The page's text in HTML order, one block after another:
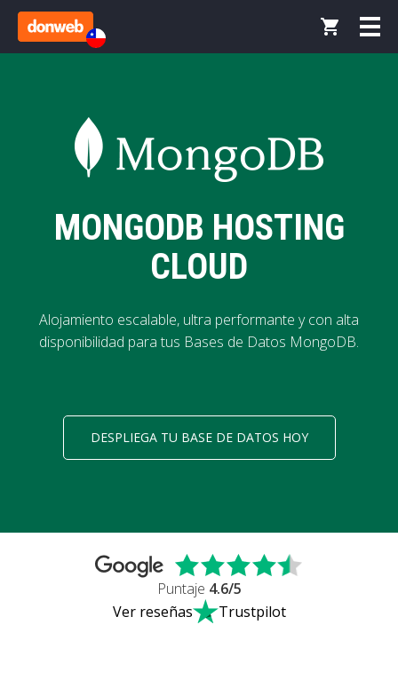
MONGODB HOSTING
CLOUD
Alojamiento escalable, ultra performante y con alta
disponibilidad para tus Bases de Datos MongoDB.
DESPLIEGA TU BASE DE DATOS HOY
Puntaje 4.6/5
Ver reseñas
Trustpilot